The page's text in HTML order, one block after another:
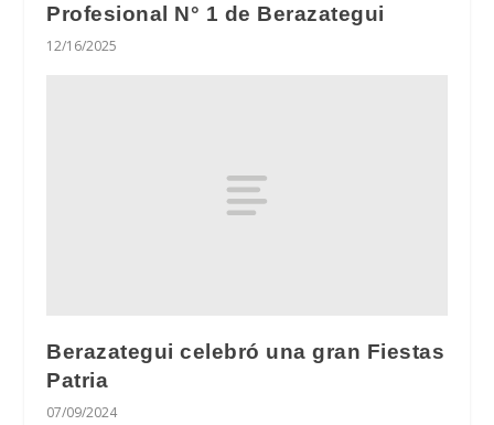
Profesional N° 1 de Berazategui
12/16/2025
Berazategui celebró una gran Fiestas
Patria
07/09/2024